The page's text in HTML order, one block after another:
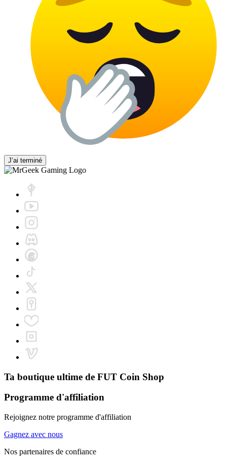
J’ai terminé
Ta boutique ultime de FUT Coin Shop
Programme d'affiliation
Rejoignez notre programme d'affiliation
Gagnez avec nous
Nos partenaires de confiance